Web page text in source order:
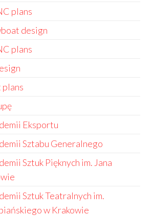
plans
design
plans
plans
Eksportu
Sztabu Generalnego
Sztuk Pięknych im. Jana
Sztuk Teatralnych im.
w Krakowie